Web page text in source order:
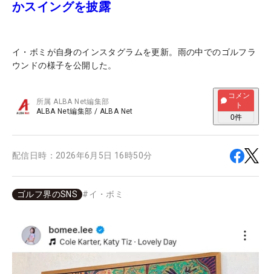
かスイングを披露
イ・ボミが自身のインスタグラムを更新。雨の中でのゴルフラ
ウンドの様子を公開した。
所属ALBA Net編集部
ALBA Net編集部 / ALBA Net
コメン
ト
0件
配信日時： 2026年6月5日 16時50分
ゴルフ界のSNS #イ・ボミ